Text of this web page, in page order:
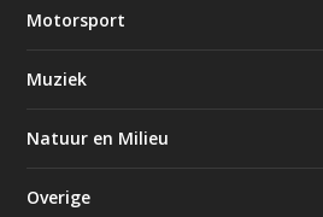
Motorsport
Muziek
Natuur en Milieu
Overige